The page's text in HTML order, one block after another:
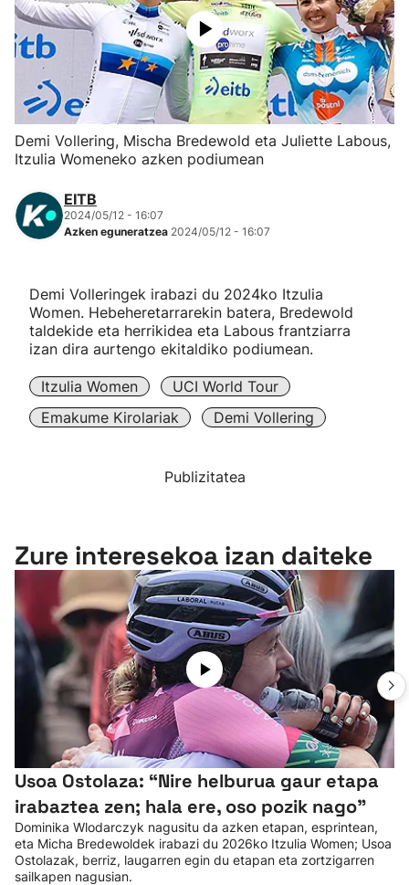
Herri-kirolak
Eskubaloia
Kirolak 360
Mendi-lasterketak
"Helmuga"
Demi Vollering, Mischa Bredewold eta Juliette Labous,
Itzulia Womeneko azken podiumean
EITB
2024/05/12 - 16:07
Azken eguneratzea 2024/05/12 - 16:07
Demi Volleringek irabazi du 2024ko Itzulia
Women. Hebeheretarrarekin batera, Bredewold
taldekide eta herrikidea eta Labous frantziarra
izan dira aurtengo ekitaldiko podiumean.
Itzulia Women
UCI World Tour
Emakume Kirolariak
Demi Vollering
Publizitatea
Zure interesekoa izan daiteke
Usoa Ostolaza: “Nire helburua gaur etapa
irabaztea zen; hala ere, oso pozik nago”
Dominika Wlodarczyk nagusitu da azken etapan, esprintean,
eta Micha Bredewoldek irabazi du 2026ko Itzulia Women; Usoa
Ostolazak, berriz, laugarren egin du etapan eta zortzigarren
sailkapen nagusian.